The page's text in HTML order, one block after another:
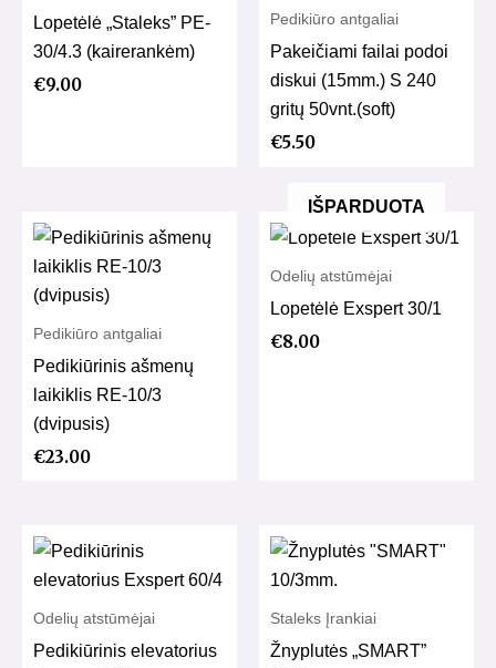
Lopetėlė „Staleks” PE-
30/4.3 (kairerankėm)
€9.00
Pedikiūro antgaliai
Pakeičiami failai podoi
diskui (15mm.) S 240
gritų 50vnt.(soft)
€5.50
Pedikiūro antgaliai
Pedikiūrinis ašmenų
laikiklis RE-10/3
(dvipusis)
€23.00
IŠPARDUOTA
Odelių atstūmėjai
Lopetėlė Exspert 30/1
€8.00
Odelių atstūmėjai
Pedikiūrinis elevatorius
Staleks Įrankiai
Žnyplutės „SMART”